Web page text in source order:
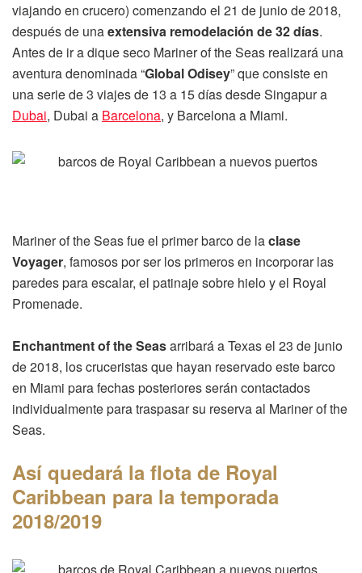
viajando en crucero) comenzando el 21 de junio de 2018,
después de unaextensiva remodelación de 32 días.
Antes de ir a dique seco Mariner of the Seas realizará una
aventura denominada “Global Odisey” que consiste en
una serie de 3 viajes de 13 a 15 días desde Singapur a
Dubai, Dubai a Barcelona, y Barcelona a Miami.
Mariner of the Seas fue el primer barco de laclase
Voyager, famosos por ser los primeros en incorporar las
paredes para escalar, el patinaje sobre hielo y el Royal
Promenade.
Enchantment of the Seasarribará a Texas el 23 de junio
de 2018, los cruceristas que hayan reservado este barco
en Miami para fechas posteriores serán contactados
individualmente para traspasar su reserva al Mariner of the
Seas.
Así quedará la flota de Royal
Caribbean para la temporada
2018/2019